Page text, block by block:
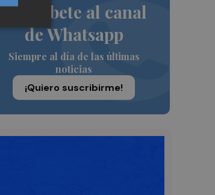
Suscríbete al canal
de Whatsapp
Siempre al día de las últimas
noticias
¡Quiero suscribirme!